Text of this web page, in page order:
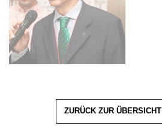
ZURÜCK ZUR ÜBERSICHT